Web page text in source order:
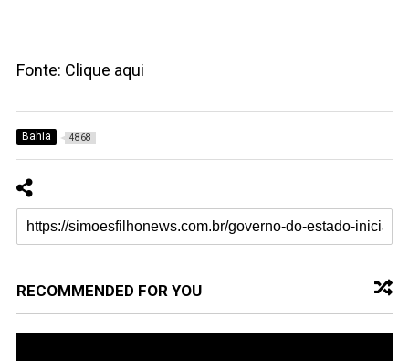
Fonte: Clique aqui
Bahia 4868
RECOMMENDED FOR YOU